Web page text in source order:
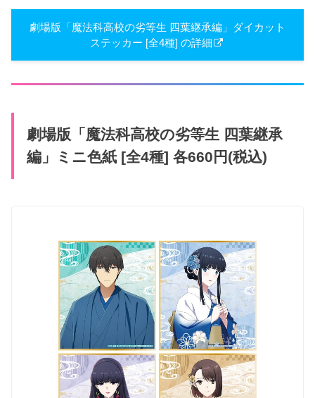
劇場版「魔法科高校の劣等生 四葉継承編」ダイカット
ステッカー [全4種] の詳細
劇場版「魔法科高校の劣等生 四葉継承
編」ミニ色紙 [全4種] 各660円(税込)